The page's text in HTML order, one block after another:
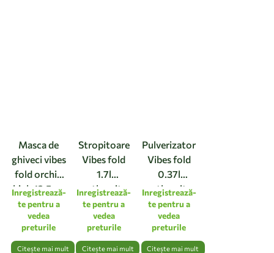
Masca de
ghiveci vibes
fold orchid
high 12,5cm
linen white
Inregistrează-
te pentru a
vedea
preturile
Citește mai mult
Stropitoare
Vibes fold
1.7l
anthracite
Inregistrează-
te pentru a
vedea
preturile
Citește mai mult
Pulverizator
Vibes fold
0.37l
anthracite
Inregistrează-
te pentru a
vedea
preturile
Citește mai mult